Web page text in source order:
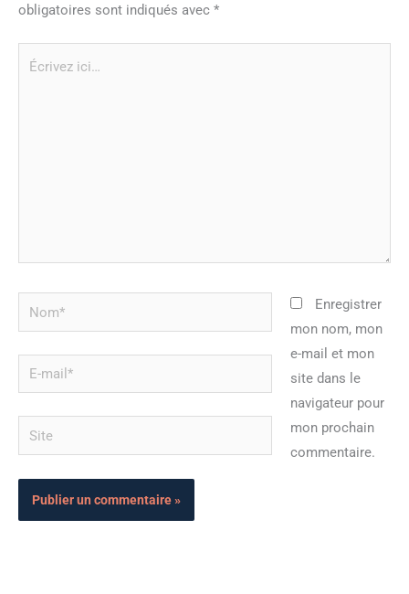
obligatoires sont indiqués avec *
Nom*
mail*
Site
Enregistrer
mon nom, mon
e-mail et mon
site dans le
navigateur pour
mon prochain
commentaire.